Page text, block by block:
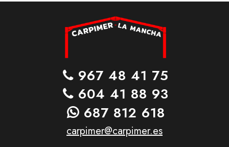
967 48 41 75
604 41 88 93
687 812 618
carpimer@carpimer.es